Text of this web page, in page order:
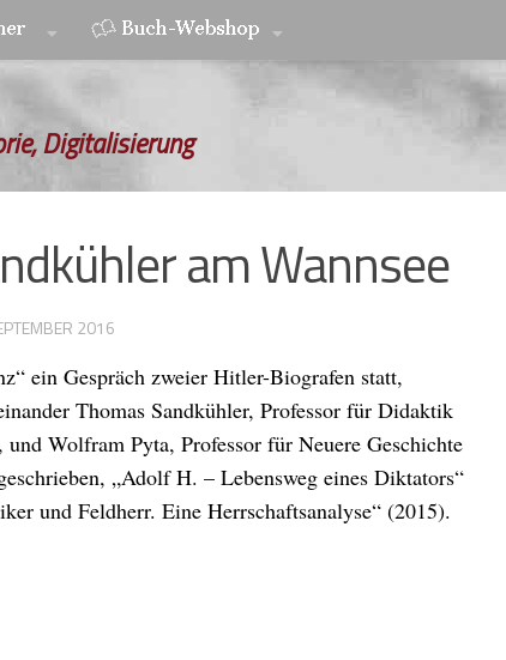
Digitalisierung
am Wannsee
2016
ein Gespräch zweier Hitler-Biografen statt,
Thomas Sandkühler, Professor für Didaktik
Wolfram Pyta, Professor für Neuere Geschichte
„Adolf H. – Lebensweg eines Diktators“
und Feldherr. Eine Herrschaftsanalyse“ (2015).